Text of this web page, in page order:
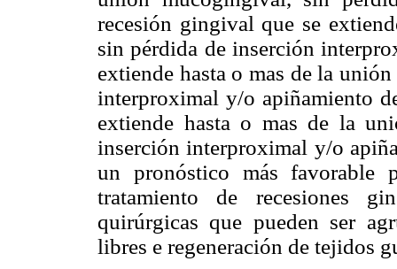
recesión gingival que se
sin pérdida de inserción
extiende hasta o mas de la
interproximal y/o apiñamiento
extiende hasta o mas de la
inserción interproximal y/o
un pronóstico más favorable
tratamiento de recesiones
quirúrgicas que pueden ser
libres e regeneración de tejidos